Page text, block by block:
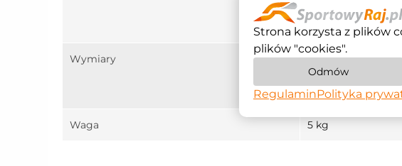
Szerokość: 60 cm
Wysokość: 24 cm
Wymiary
Długość: 160 cm
Szerokość: 60 cm
Wysokość: 94 cm
Waga 5 kg
Strona korzysta z plików
plików "cookies".
Odmów
RegulaminPolityka